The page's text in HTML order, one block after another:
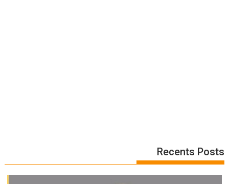
Recents Posts